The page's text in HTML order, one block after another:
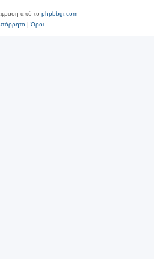
από το phpbbgr.com
|Όροι